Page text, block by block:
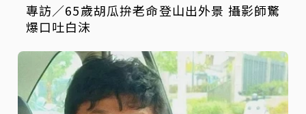
專訪／65歲胡瓜拚老命登山出外景 攝影師驚
爆口吐白沫